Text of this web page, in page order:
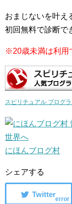
おまじないを叶え
初回無料で診断で
※20歳未満は利用
スピリチュアル ブログ
にほんブログ村
シェアする
error